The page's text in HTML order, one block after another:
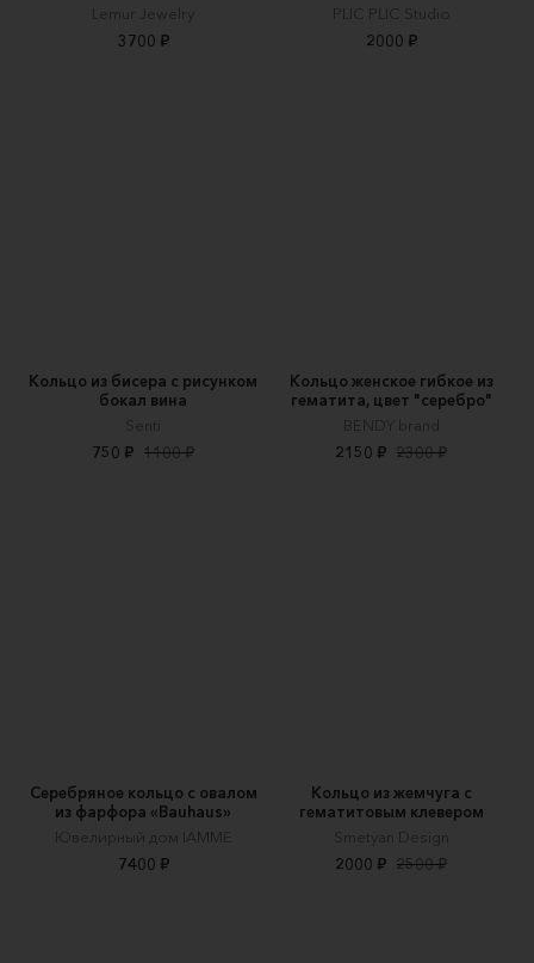
Lemur Jewelry
3700 ₽
PLIC PLIC Studio
2000 ₽
Кольцо из бисера с рисунком
бокал вина
Senti
750 ₽ 1100 ₽
Кольцо женское гибкое из
гематита, цвет "серебро"
BENDY brand
2150 ₽ 2300 ₽
Серебряное кольцо с овалом
из фарфора «Bauhaus»
Ювелирный дом IAMME
7400 ₽
Кольцо из жемчуга с
гематитовым клевером
Smetyan Design
2000 ₽ 2500 ₽